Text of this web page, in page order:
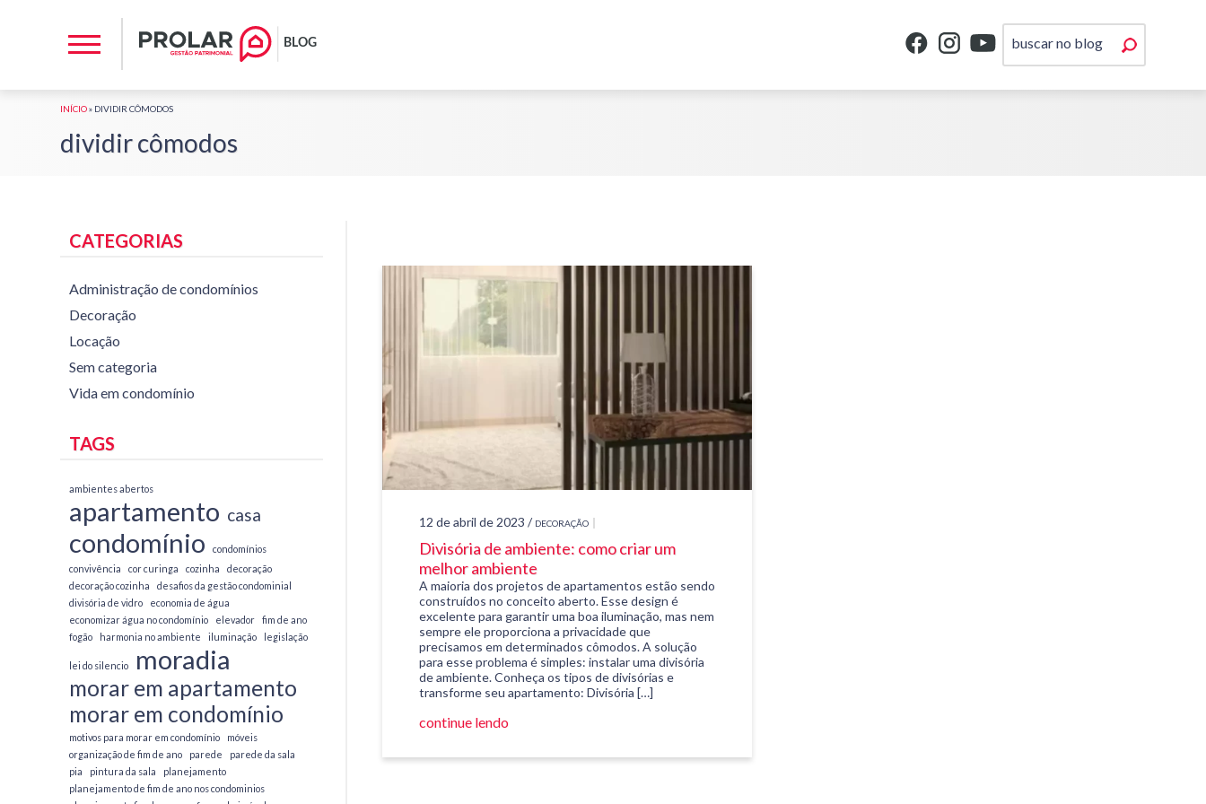
INÍCIO» DIVIDIR CÔMODOS
dividir cômodos
12 de abril de 2023 / DECORAÇÃO
Divisória de ambiente: como criar um
melhor ambiente
A maioria dos projetos de apartamentos estão sendo
construídos no conceito aberto. Esse design é
excelente para garantir uma boa iluminação, mas nem
sempre ele proporciona a privacidade que
precisamos em determinados cômodos. A solução
para esse problema é simples: instalar uma divisória
de ambiente. Conheça os tipos de divisórias e
transforme seu apartamento: Divisória […]
continue lendo
CATEGORIAS
Administração de condomínios
Decoração
Locação
Sem categoria
Vida em condomínio
TAGS
ambientes abertos
apartamento casa
condomínio
condomínios
convivência
cor curinga cozinha
decoração
decoração cozinha
desafios da gestão condominial
divisória de vidro
economia de água
economizar água no condomínio
elevador
fim de ano
fogão
harmonia no ambiente iluminação legislação
lei do silencio moradia
morar em apartamento
morar em condomínio
motivos para morar em condomínio
móveis
organização de fim de ano
parede
parede da sala
pia
pintura da sala
planejamento
planejamento de fim de ano nos condominios